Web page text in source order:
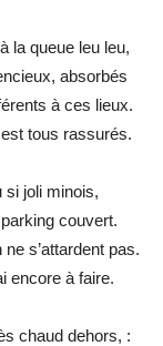
la queue leu leu,
absorbés
à ces lieux.
tous rassurés.
si joli minois,
couvert.
s’attardent pas.
encore à faire.
chaud dehors, :